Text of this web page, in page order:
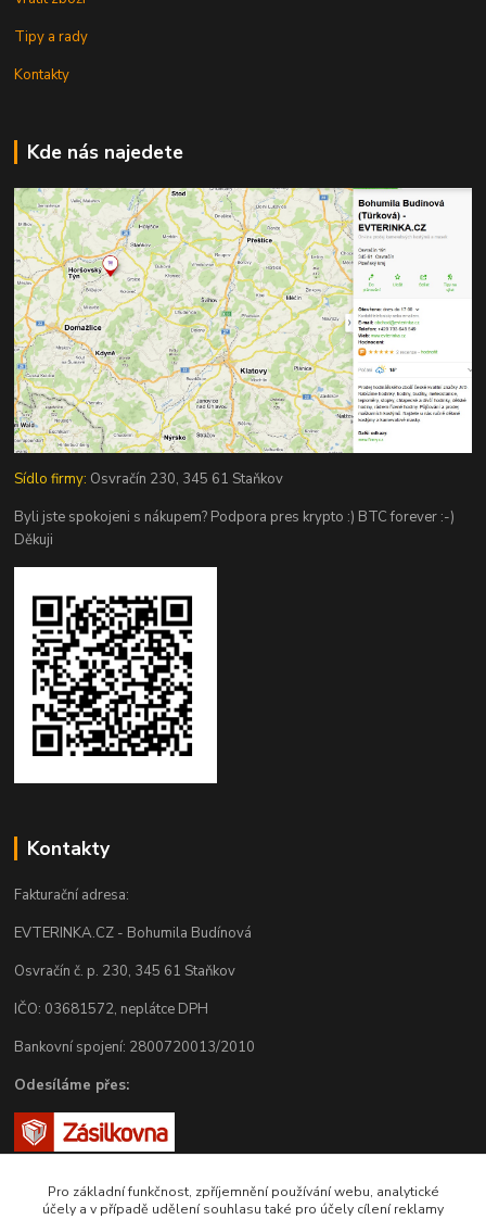
Tipy a rady
Kontakty
Kde nás najedete
Sídlo firmy: Osvračín 230, 345 61 Staňkov
Byli jste spokojeni s nákupem? Podpora pres krypto :) BTC forever :-)
Děkuji
Kontakty
Fakturační adresa:
EVTERINKA.CZ - Bohumila Budínová
Osvračín č. p. 230, 345 61 Staňkov
IČO: 03681572, neplátce DPH
Bankovní spojení: 2800720013/2010
Odesíláme přes:
Pro základní funkčnost, zpříjemnění používání webu, analytické
účely a v případě udělení souhlasu také pro účely cílení reklamy